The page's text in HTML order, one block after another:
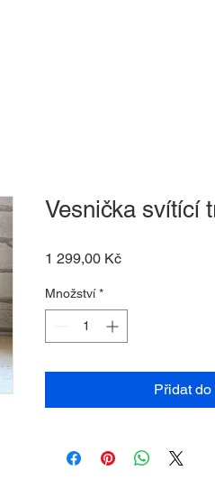
Vesnička svítící
1 299,00 KčCena
Množství *
Přidat